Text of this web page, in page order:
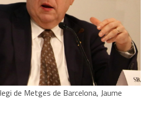
de Metges de Barcelona, Jaume